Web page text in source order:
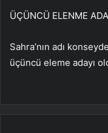
ÜÇÜNCÜ ELENME
Sahra’nın adı
üçüncü eleme adayı